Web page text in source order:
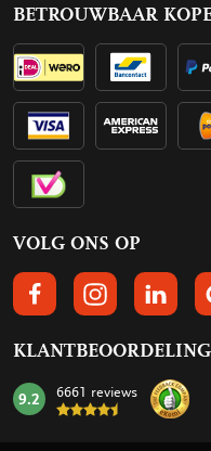
BETROUWBAAR
VOLG ONS OP
VOLGS ONS OP
VOLG ONS OP
VOLG
mark:
9.2 6661 reviews